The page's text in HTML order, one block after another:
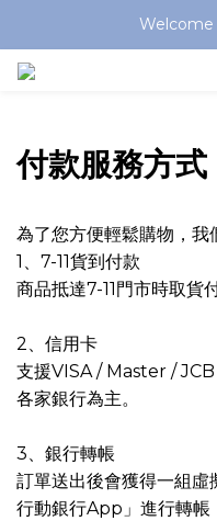
Welcome
付款服務方式
為了您方便輕鬆購物，我
1、7-11貨到付款
商品抵達7-11門市時取貨
2、信用卡
支援VISA / Master /
各家銀行為主。
3、銀行轉帳
訂單送出後會獲得一組
行動銀行App」進行轉帳